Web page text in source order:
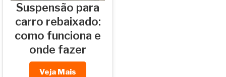
Suspensão para
carro rebaixado:
como funciona e
onde fazer
Veja Mais